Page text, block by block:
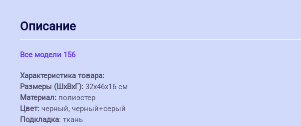
Описание
Все модели 156
Характеристика товара:
Размеры (ШхВхГ): 32x46x16 см
Материал: полиэстер
Цвет: черный, черный+серый
Подкладка: ткань